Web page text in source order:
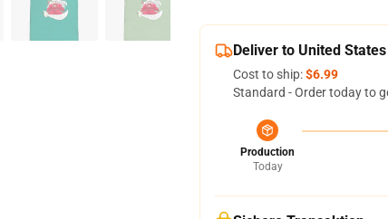
Deliver to United States
Cost to ship:$6.99
Standard - Order today to
Production
Today